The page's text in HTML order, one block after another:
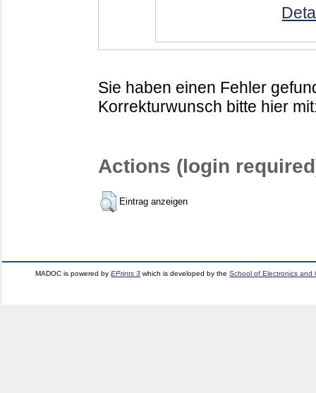
Sie haben einen Fehler
Korrekturwunsch bitte hier
Actions (login
Eintrag anzeigen
MADOC is powered byEPrints 3 which is developed by theSchool of Electronics and